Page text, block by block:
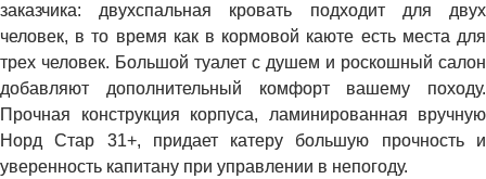
заказчика: двухспальная кровать подходит для двух
человек, в то время как в кормовой каюте есть места для
трех человек. Большой туалет с душем и роскошный салон
добавляют дополнительный комфорт вашему походу.
Прочная конструкция корпуса, ламинированная вручную
Норд Стар 31+, придает катеру большую прочность и
уверенность капитану при управлении в непогоду.